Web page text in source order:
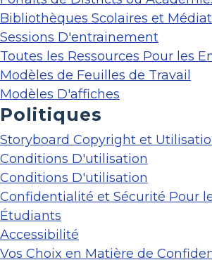
Bibliothèques Scolaires et
Sessions D'entrainement
Toutes les Ressources Pour les
Modèles de Feuilles de Travail
Modèles D'affiches
Politiques
Storyboard Copyright et
Conditions D'utilisation
Conditions D'utilisation
Confidentialité et Sécurité Pour
Étudiants
Accessibilité
Vos Choix en Matière de